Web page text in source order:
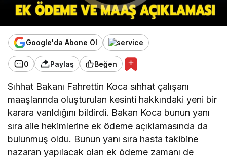
Google'da Abone Ol
0 Paylaş Beğen
Sıhhat Bakanı Fahrettin Koca sıhhat çalışanı
maaşlarında oluşturulan kesinti hakkındaki yeni bir
karara varıldığını bildirdi. Bakan Koca bunun yanı
sıra aile hekimlerine ek ödeme açıklamasında da
bulunmuş oldu. Bunun yanı sıra hasta takibine
nazaran yapılacak olan ek ödeme zamanı de